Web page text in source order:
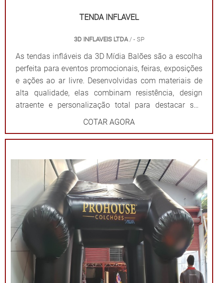
TENDA INFLAVEL
3D INFLAVEIS LTDA/ - SP
As tendas infláveis da 3D Mídia Balões são a escolha
perfeita para eventos promocionais, feiras, exposições
e ações ao ar livre. Desenvolvidas com materiais de
alta qualidade, elas combinam resistência, design
atraente e personalização total para destacar sua
marca de forma impactante. Cada tenda é projetada
ampla visibilidade com cores vibrantes e áreas
mensagem. Além de proteger contra sol ou chuva,
elas criam um ponto de referência visual que atrai o
público e fortalece sua presença em qualquer evento.
Por que escolher as tendas infláveis da 3D Mídia
Balões? Personalização completa: Formatos, cores e
impressões exclusivas. Praticidade: Fácil transporte,
montagem e desmontagem. Durabilidade: Feitas com
materiais resistentes para uso frequente. Impacto
visual: Garantem destaque em meio a qualquer
cenário. Dê destaque à sua marca e torne seu evento
COTAR AGORA